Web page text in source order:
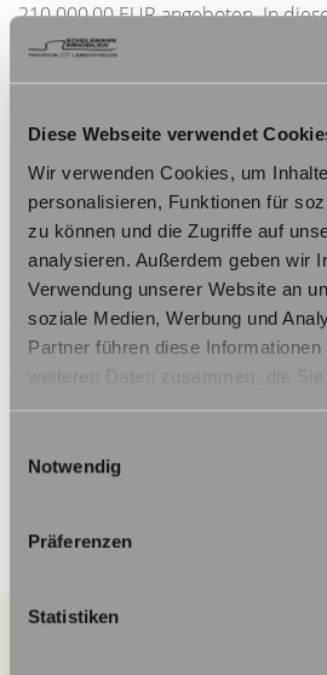
Diese Webseite verwendet
Wir verwenden Cookies, um
personalisieren, Funktionen für
zu können und die Zugriffe auf
analysieren. Außerdem geben wir
Verwendung unserer Website an
soziale Medien, Werbung und
Partner führen diese
weiteren Daten zusammen, die
haben oder die sie im Rahmen
Notwendig
Präferenzen
Statistiken
210.000,00 EUR angeboten. In
beide Häuser (geräumt), Carports,
kleine Aussichtsturm.
Eine Nachweisprovision in Höhe
MwSt.) des endgültigen Kaufpreises
Abschluss des Kaufvertrages zu
Ansprechpartner
Frau Beate Schelkmann
Telefon: 004936124036202
Telefax: 004936124026179
info@schelkmann.de